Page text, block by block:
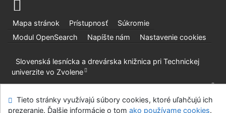
Mapa stránok Prístupnosť
Súkromie
Modul OpenSearch
Napíšte nám Nastavenie cookies
Slovenská lesnícka a drevárska knižnica pri Technickej
univerzite vo Zvolene
©1993-2026IPACv.4.8.63a-Cosmotron Slovakia, s.r.o.
Tieto stránky využívajú súbory cookies, ktoré uľahčujú ich
prezeranie. Ďalšie informácie o tom ako používame cookies.